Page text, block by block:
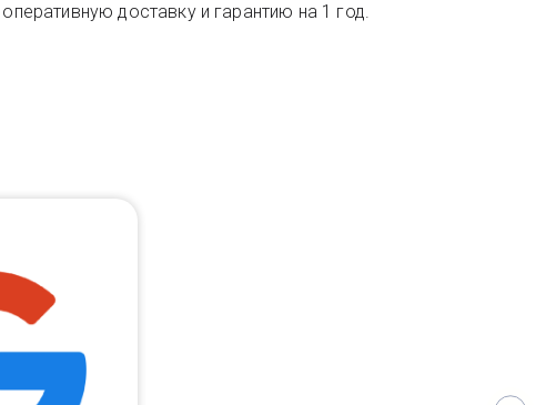
доставку и гарантию на 1 год.